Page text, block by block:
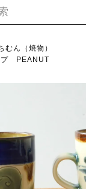
むん（焼物）
プ PEANUT